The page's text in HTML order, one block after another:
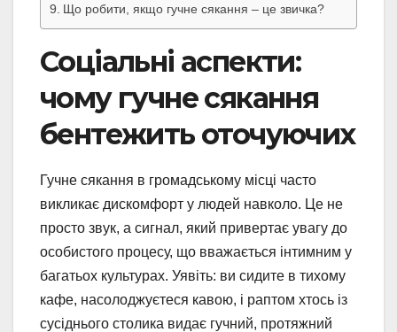
Що робити, якщо гучне сякання – це звичка?
Соціальні аспекти:
чому гучне сякання
бентежить оточуючих
Гучне сякання в громадському місці часто
викликає дискомфорт у людей навколо. Це не
просто звук, а сигнал, який привертає увагу до
особистого процесу, що вважається інтимним у
багатьох культурах. Уявіть: ви сидите в тихому
кафе, насолоджуєтеся кавою, і раптом хтось із
сусіднього столика видає гучний, протяжний